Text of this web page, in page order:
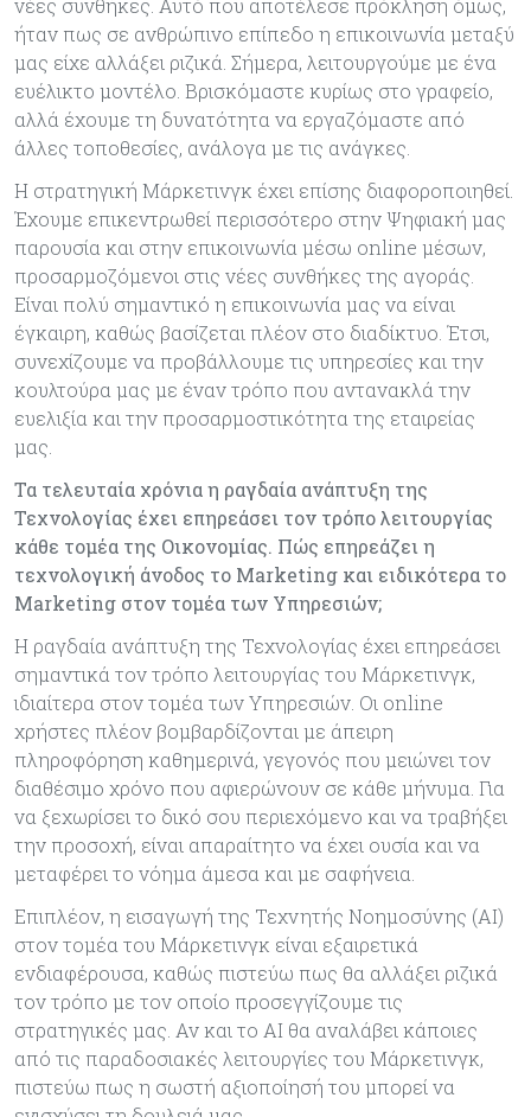
νέες συνθήκες. Αυτό που αποτέλεσε πρόκληση όμως,
ήταν πως σε ανθρώπινο επίπεδο η επικοινωνία μεταξύ
μας είχε αλλάξει ριζικά. Σήμερα, λειτουργούμε με ένα
ευέλικτο μοντέλο. Βρισκόμαστε κυρίως στο γραφείο,
αλλά έχουμε τη δυνατότητα να εργαζόμαστε από
άλλες τοποθεσίες, ανάλογα με τις ανάγκες.
Η στρατηγική Μάρκετινγκ έχει επίσης διαφοροποιηθεί.
Έχουμε επικεντρωθεί περισσότερο στην Ψηφιακή μας
παρουσία και στην επικοινωνία μέσω online μέσων,
προσαρμοζόμενοι στις νέες συνθήκες της αγοράς.
Είναι πολύ σημαντικό η επικοινωνία μας να είναι
έγκαιρη, καθώς βασίζεται πλέον στο διαδίκτυο. Έτσι,
συνεχίζουμε να προβάλλουμε τις υπηρεσίες και την
κουλτούρα μας με έναν τρόπο που αντανακλά την
ευελιξία και την προσαρμοστικότητα της εταιρείας
μας.
Τα τελευταία χρόνια η ραγδαία ανάπτυξη της
Τεχνολογίας έχει επηρεάσει τον τρόπο λειτουργίας
κάθε τομέα της Οικονομίας. Πώς επηρεάζει η
τεχνολογική άνοδος το Μarketing και ειδικότερα το
Μarketing στον τομέα των Υπηρεσιών;
Η ραγδαία ανάπτυξη της Τεχνολογίας έχει επηρεάσει
σημαντικά τον τρόπο λειτουργίας του Μάρκετινγκ,
ιδιαίτερα στον τομέα των Υπηρεσιών. Οι online
χρήστες πλέον βομβαρδίζονται με άπειρη
πληροφόρηση καθημερινά, γεγονός που μειώνει τον
διαθέσιμο χρόνο που αφιερώνουν σε κάθε μήνυμα. Για
να ξεχωρίσει το δικό σου περιεχόμενο και να τραβήξει
την προσοχή, είναι απαραίτητο να έχει ουσία και να
μεταφέρει το νόημα άμεσα και με σαφήνεια.
Επιπλέον, η εισαγωγή της Τεχνητής Νοημοσύνης (AI)
στον τομέα του Μάρκετινγκ είναι εξαιρετικά
ενδιαφέρουσα, καθώς πιστεύω πως θα αλλάξει ριζικά
τον τρόπο με τον οποίο προσεγγίζουμε τις
στρατηγικές μας. Αν και το AI θα αναλάβει κάποιες
από τις παραδοσιακές λειτουργίες του Μάρκετινγκ,
πιστεύω πως η σωστή αξιοποίησή του μπορεί να